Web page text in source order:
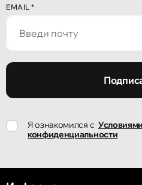
улица Ион Крянгэ, 78
Кишинёв
EMAIL *
Я ознакомился с
конфиденциальности